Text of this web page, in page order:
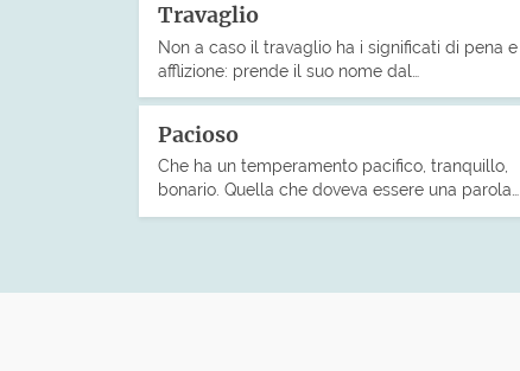
Travaglio
Non a caso il travaglio ha i significati di pena e
afflizione: prende il suo nome dal…
Pacioso
Che ha un temperamento pacifico, tranquillo,
bonario. Quella che doveva essere una parola…